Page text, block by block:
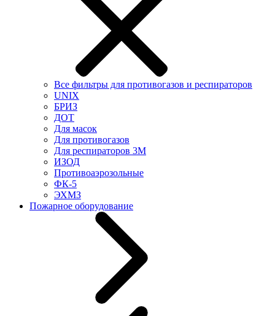
Все фильтры для противогазов и респираторов
UNIX
БРИЗ
ДОТ
Для масок
Для противогазов
Для респираторов 3М
ИЗОД
Противоаэрозольные
ФК-5
ЭХМЗ
Пожарное оборудование